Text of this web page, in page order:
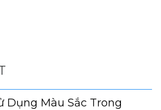
Dụng Màu Sắc Trong